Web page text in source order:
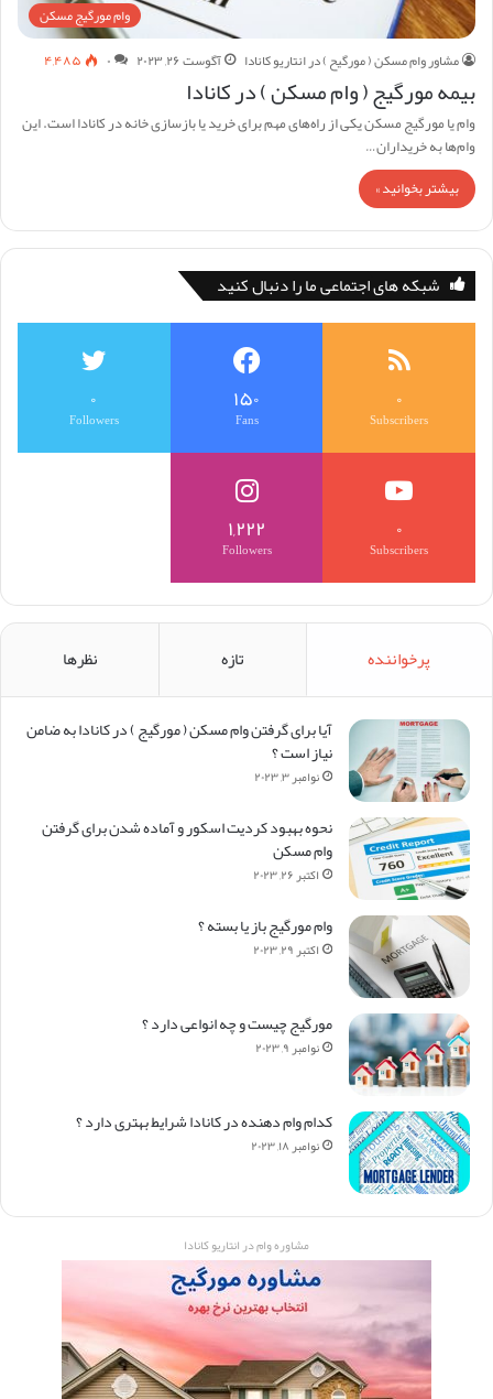
وام مورگیج مسکن
مشاور وام مسکن ( مورگیح ) در انتاریو کانادا
آگوست ۲۶, ۲۰۲۳ ۰ ۴,۴۸۵
بیمه مورگیج ( وام مسکن ) در کانادا
وام یا مورگیج مسکن یکی از راه‌های مهم برای خرید یا بازسازی خانه در کانادا است. این
وام‌ها به خریداران…
بیشتر بخوانید »
شبکه های اجتماعی ما را دنبال کنید
۰
Subscribers
۱۵۰
Fans
۰
Followers
۰
Subscribers
۱,۲۲۲
Followers
پرخواننده تازه نظرها
آیا برای گرفتن وام مسکن (‌ مورگیج ) در کانادا به ضامن
نیاز است ؟
نوامبر ۳, ۲۰۲۳
نحوه بهبود کردیت اسکور و آماده شدن برای گرفتن
وام مسکن
اکتبر ۲۶, ۲۰۲۳
وام مورگیج باز یا بسته ؟
اکتبر ۲۹, ۲۰۲۳
مورگیج چیست و چه انواعی دارد ؟
نوامبر ۹, ۲۰۲۳
کدام وام دهنده در کانادا شرایط بهتری دارد ؟
نوامبر ۱۸, ۲۰۲۳
مشاوره وام در انتاریو کانادا